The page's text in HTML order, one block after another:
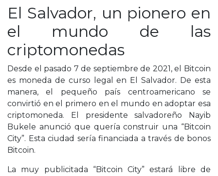
El Salvador, un pionero en
el mundo de las
criptomonedas
Desde el pasado 7 de septiembre de 2021, el Bitcoin
es moneda de curso legal en El Salvador. De esta
manera, el pequeño país centroamericano se
convirtió en el primero en el mundo en adoptar esa
criptomoneda. El presidente salvadoreño Nayib
Bukele anunció que quería construir una “Bitcoin
City”. Esta ciudad sería financiada a través de bonos
Bitcoin.
La muy publicitada “Bitcoin City” estará libre de